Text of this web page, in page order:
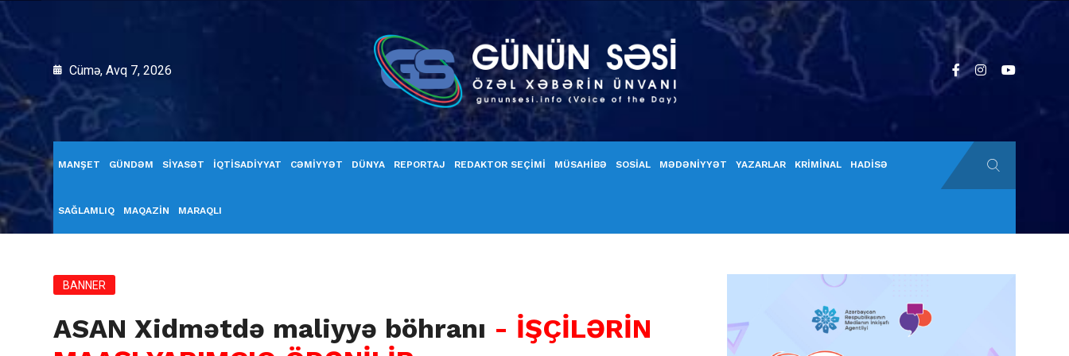
Cümə, Avq 7, 2026
MANŞET GÜNDƏM SİYASƏT İQTİSADİYYAT CƏMİYYƏT DÜNYA REPORTAJ REDAKTOR SEÇİMİ MÜSAHİBƏ SOSİAL MƏDƏNİYYƏT YAZARLAR KRİMİNAL HADİSƏ
SAĞLAMLIQ MAQAZİN MARAQLI
BANNER
ASAN Xidmətdə maliyyə böhranı - İŞÇİLƏRİN